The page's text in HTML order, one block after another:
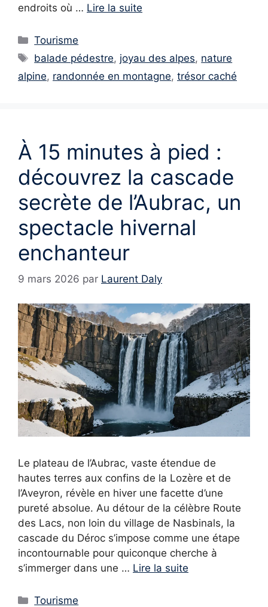
endroits où … Lire la suite
Catégories
Tourisme
Étiquettes
balade pédestre, joyau des alpes, nature
alpine, randonnée en montagne, trésor caché
À 15 minutes à pied :
découvrez la cascade
secrète de l’Aubrac, un
spectacle hivernal
enchanteur
9 mars 2026 par Laurent Daly
Le plateau de l’Aubrac, vaste étendue de
hautes terres aux confins de la Lozère et de
l’Aveyron, révèle en hiver une facette d’une
pureté absolue. Au détour de la célèbre Route
des Lacs, non loin du village de Nasbinals, la
cascade du Déroc s’impose comme une étape
incontournable pour quiconque cherche à
s’immerger dans une … Lire la suite
Catégories
Tourisme